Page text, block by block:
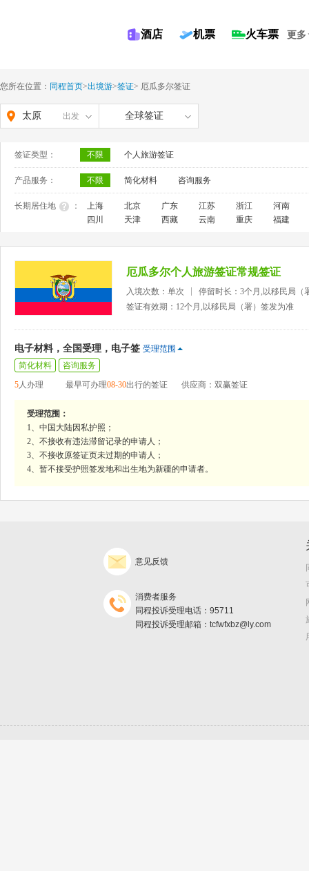
酒店 机票 火车票 更多
您所在位置： 同程首页>出境游>签证> 厄瓜多尔签证
太原 出发 全球签证
签证类型： 不限 个人旅游签证
产品服务： 不限 简化材料 咨询服务
长期居住地 ： 上海 北京 广东 江苏 浙江
河南
四川
天津 西藏 云南 重庆 福建
厄瓜多尔个人旅游签证常规签证
入境次数：单次
停留时长：3个月,以移民局（
签证有效期：12个月,以移民局（署）签发为准
电子材料，全国受理，电子签 受理范围
简化材料
咨询服务
5人办理 最早可办理08-30出行的签证 供应商：双赢签证
受理范围：
1、中国大陆因私护照；
2、不接收有违法滞留记录的申请人；
3、不接收原签证页未过期的申请人；
4、暂不接受护照签发地和出生地为新疆的申请者。
意见反馈
消费者服务
同程投诉受理电话：95711
同程投诉受理邮箱：tcfwfxbz@ly.com